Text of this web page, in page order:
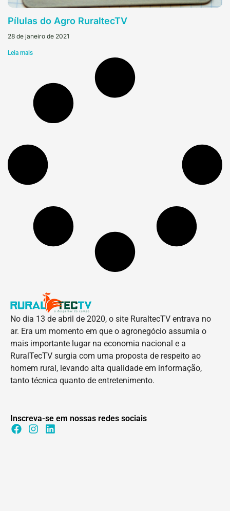
Pílulas do Agro RuraltecTV
28 de janeiro de 2021
Leia mais
No dia 13 de abril de 2020, o site RuraltecTV entrava no
ar. Era um momento em que o agronegócio assumia o
mais importante lugar na economia nacional e a
RuralTecTV surgia com uma proposta de respeito ao
homem rural, levando alta qualidade em informação,
tanto técnica quanto de entretenimento.
Inscreva-se em nossas redes sociais